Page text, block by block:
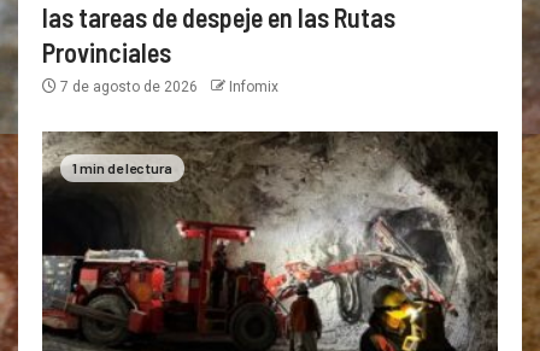
las tareas de despeje en las Rutas
Provinciales
7 de agosto de 2026 Infomix
1 min de lectura